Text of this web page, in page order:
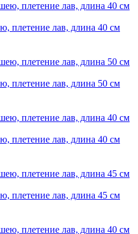
плетение лав, длина 40 см
плетение лав, длина 50 см
плетение лав, длина 40 см
плетение лав, длина 45 см